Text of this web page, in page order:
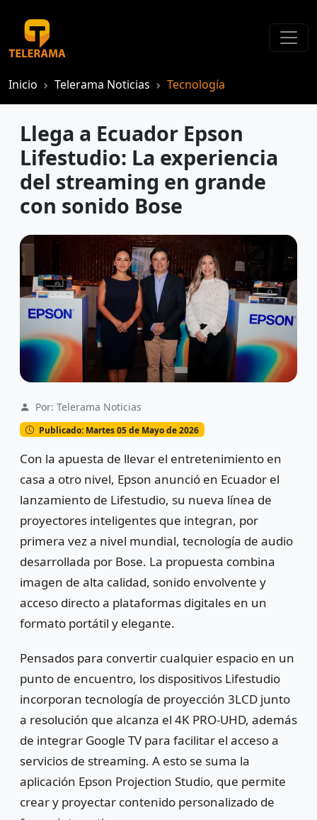
Inicio Telerama Noticias Tecnología
Llega a Ecuador Epson
Lifestudio: La experiencia
del streaming en grande
con sonido Bose
Por: Telerama Noticias
Publicado: Martes 05 de Mayo de 2026
Con la apuesta de llevar el entretenimiento en
casa a otro nivel, Epson anunció en Ecuador el
lanzamiento de Lifestudio, su nueva línea de
proyectores inteligentes que integran, por
primera vez a nivel mundial, tecnología de audio
desarrollada por Bose. La propuesta combina
imagen de alta calidad, sonido envolvente y
acceso directo a plataformas digitales en un
formato portátil y elegante.
Pensados para convertir cualquier espacio en un
punto de encuentro, los dispositivos Lifestudio
incorporan tecnología de proyección 3LCD junto
a resolución que alcanza el 4K PRO-UHD, además
de integrar Google TV para facilitar el acceso a
servicios de streaming. A esto se suma la
aplicación Epson Projection Studio, que permite
crear y proyectar contenido personalizado de